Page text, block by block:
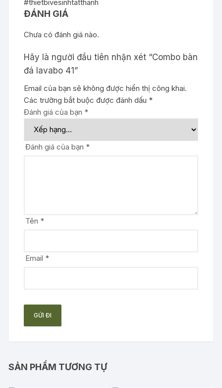
#thietbivesinhtatthanh
ĐÁNH GIÁ
Chưa có đánh giá nào.
Hãy là người đầu tiên nhận xét “Combo bàn
đá lavabo 41”
Email của bạn sẽ không được hiển thị công khai.
Các trường bắt buộc được đánh dấu *
Đánh giá của bạn *
Đánh giá của bạn *
Tên *
Email *
SẢN PHẨM TƯƠNG TỰ